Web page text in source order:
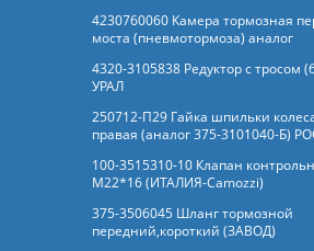
4230760060 Камера тормозная
моста (пневмотормоза) аналог
4320-3105838 Редуктор с тросом
УРАЛ
250712-П29 Гайка шпильки
правая (аналог 375-3101040-Б)
100-3515310-10 Клапан
М22*16 (ИТАЛИЯ-Camozzi)
375-3506045 Шланг тормозной
передний,короткий (ЗАВОД)